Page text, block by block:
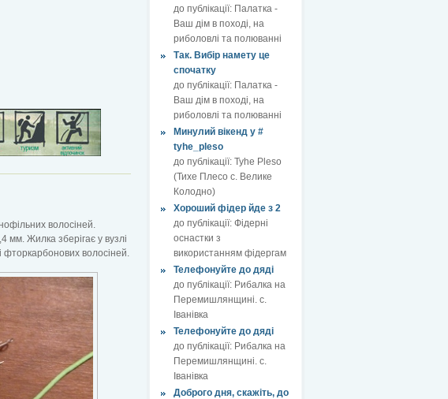
до публікації: Палатка -
Ваш дім в поході, на
риболовлі та полюванні
Так. Вибір намету це
спочатку
до публікації: Палатка -
Ваш дім в поході, на
риболовлі та полюванні
Минулий вікенд у #
tyhe_pleso
до публікації: Tyhe Pleso
(Тихе Плесо с. Велике
Колодно)
Хороший фідер йде з 2
до публікації: Фідерні
оснастки з
використанням фідергам
Телефонуйте до дяді
до публікації: Рибалка на
Перемишлянщині. с.
Іванівка
Телефонуйте до дяді
до публікації: Рибалка на
Перемишлянщині. с.
Іванівка
Доброго дня, скажіть, до
волосіней.
мм. Жилка зберігає у вузлі
фторкарбонових волосіней.